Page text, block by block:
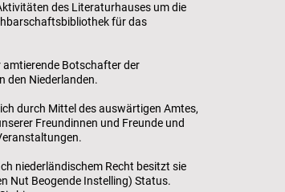
des Literaturhauses um die
für das
Botschafter der
den Niederlanden.
durch Mittel des auswärtigen Amtes,
Freundinnen und Freunde und
niederländischem Recht besitzt sie
Nut Beogende Instelling) Status.